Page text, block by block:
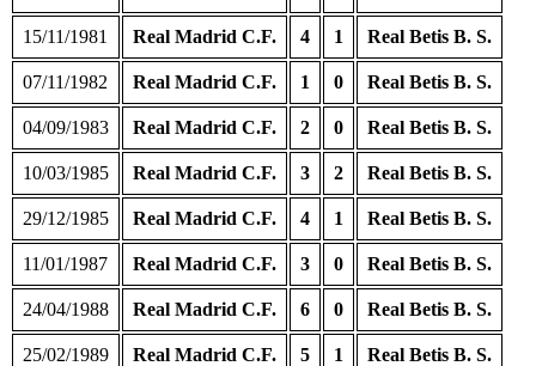
15/11/1981 Real Madrid C.F. 4 1 Real Betis B. S.
07/11/1982 Real Madrid C.F. 1 0 Real Betis B. S.
04/09/1983 Real Madrid C.F. 2 0 Real Betis B. S.
10/03/1985 Real Madrid C.F. 3 2 Real Betis B. S.
29/12/1985 Real Madrid C.F. 4 1 Real Betis B. S.
11/01/1987 Real Madrid C.F. 3 0 Real Betis B. S.
24/04/1988 Real Madrid C.F. 6 0 Real Betis B. S.
25/02/1989 Real Madrid C.F. 5 1 Real Betis B. S.